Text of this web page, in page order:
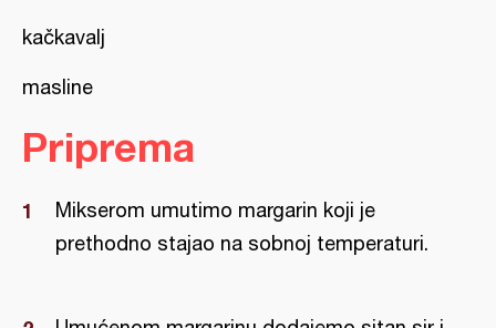
kačkavalj
masline
Priprema
Mikserom umutimo margarin koji je
prethodno stajao na sobnoj temperaturi.